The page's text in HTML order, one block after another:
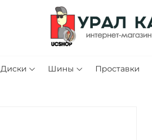
Диски Шины Проставки